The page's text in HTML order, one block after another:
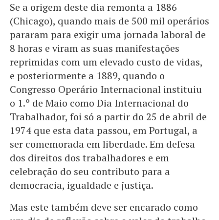
Se a origem deste dia remonta a 1886
(Chicago), quando mais de 500 mil operários
pararam para exigir uma jornada laboral de
8 horas e viram as suas manifestações
reprimidas com um elevado custo de vidas,
e posteriormente a 1889, quando o
Congresso Operário Internacional instituiu
o 1.º de Maio como Dia Internacional do
Trabalhador, foi só a partir do 25 de abril de
1974 que esta data passou, em Portugal, a
ser comemorada em liberdade. Em defesa
dos direitos dos trabalhadores e em
celebração do seu contributo para a
democracia, igualdade e justiça.
Mas este também deve ser encarado como